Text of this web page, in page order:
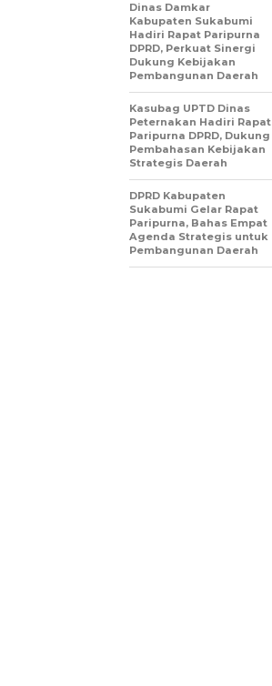
Dinas Damkar
Kabupaten Sukabumi
Hadiri Rapat Paripurna
DPRD, Perkuat Sinergi
Dukung Kebijakan
Pembangunan Daerah
Kasubag UPTD Dinas
Peternakan Hadiri Rapat
Paripurna DPRD, Dukung
Pembahasan Kebijakan
Strategis Daerah
DPRD Kabupaten
Sukabumi Gelar Rapat
Paripurna, Bahas Empat
Agenda Strategis untuk
Pembangunan Daerah